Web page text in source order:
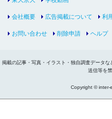
会社概要 広告掲載について 利
お問い合わせ 削除申請 ヘルプ
掲載の記事・写真・イラスト・独自調査データ
送信等を
Copyright © inter-